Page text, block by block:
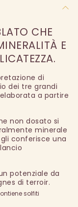
CHE
E
di
dei tre grandi
a partire
non dosato si
minerale
conferisce una
potenziale da
di terroir.
solfiti